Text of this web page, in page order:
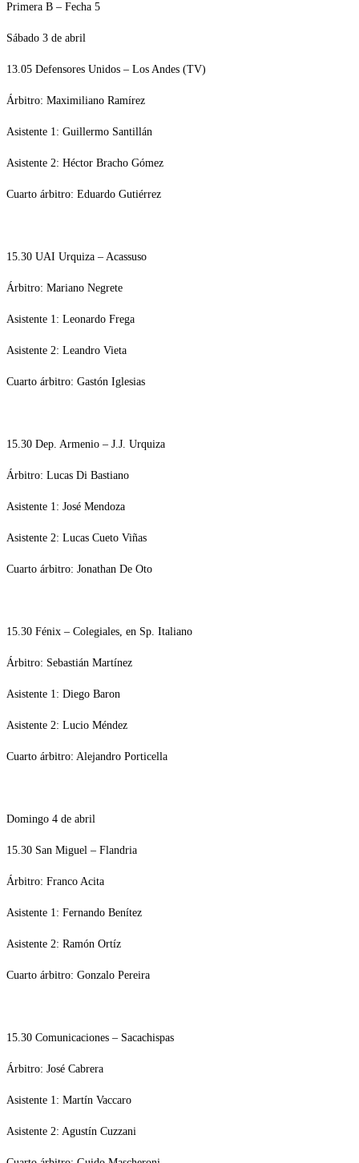
Primera B – Fecha 5
Sábado 3 de abril
13.05 Defensores Unidos – Los Andes (TV)
Árbitro: Maximiliano Ramírez
Asistente 1: Guillermo Santillán
Asistente 2: Héctor Bracho Gómez
Cuarto árbitro: Eduardo Gutiérrez
15.30 UAI Urquiza – Acassuso
Árbitro: Mariano Negrete
Asistente 1: Leonardo Frega
Asistente 2: Leandro Vieta
Cuarto árbitro: Gastón Iglesias
15.30 Dep. Armenio – J.J. Urquiza
Árbitro: Lucas Di Bastiano
Asistente 1: José Mendoza
Asistente 2: Lucas Cueto Viñas
Cuarto árbitro: Jonathan De Oto
15.30 Fénix – Colegiales, en Sp. Italiano
Árbitro: Sebastián Martínez
Asistente 1: Diego Baron
Asistente 2: Lucio Méndez
Cuarto árbitro: Alejandro Porticella
Domingo 4 de abril
15.30 San Miguel – Flandria
Árbitro: Franco Acita
Asistente 1: Fernando Benítez
Asistente 2: Ramón Ortíz
Cuarto árbitro: Gonzalo Pereira
15.30 Comunicaciones – Sacachispas
Árbitro: José Cabrera
Asistente 1: Martín Vaccaro
Asistente 2: Agustín Cuzzani